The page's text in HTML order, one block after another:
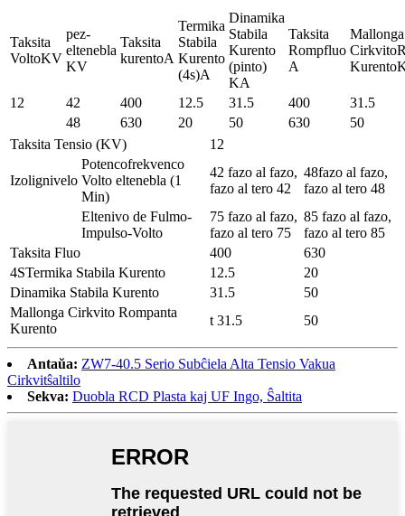
Taksita
VoltoKV
pez-
eltenebla
KV
Taksita
kurentoA
Termika
Stabila
Kurento
(4s)A
Dinamika
Stabila
Kurento
(pinto)
KA
Taksita
Rompfluo
A
Mallonga
12 42 400 12.5 31.5 400
31.5
48
630 20 50 630
50
Taksita Tensio (KV)
12
Izolignivelo
Potencofrekvenco
Volto eltenebla (1
Min)
42 fazo al fazo,
fazo al tero 42
48fazo al fazo,
fazo al tero 48
Eltenivo de Fulmo-
Impulso-Volto
75 fazo al fazo,
fazo al tero 75
85 fazo al fazo,
fazo al tero 85
Taksita Fluo
400
630
4STermika Stabila Kurento
12.5
20
Dinamika Stabila Kurento
31.5
50
Mallonga Cirkvito Rompanta
Kurento
t 31.5 50
Antaŭa: ZW7-40.5 Serio Subĉiela Alta Tensio Vakua
Cirkvitŝaltilo
Sekva: Duobla RCD Plasta kaj UF Ingo, Ŝaltita